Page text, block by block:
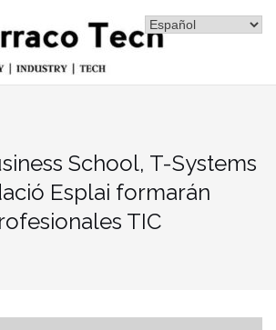
School, T-Systems
Esplai formarán
TIC